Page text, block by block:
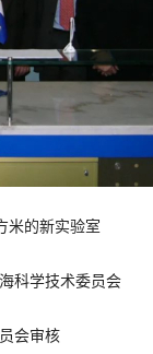
米的新实验室
科学技术委员会
会审核